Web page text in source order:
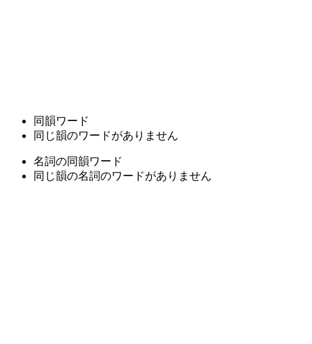
同韻ワード
同じ韻のワードがありません
名詞の同韻ワード
同じ韻の名詞のワードがありません